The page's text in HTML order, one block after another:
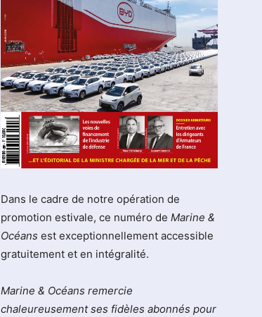
Dans le cadre de notre opération de
promotion estivale, ce numéro de Marine &
Océans est exceptionnellement accessible
gratuitement et en intégralité.
Marine & Océans remercie
chaleureusement ses fidèles abonnés pour